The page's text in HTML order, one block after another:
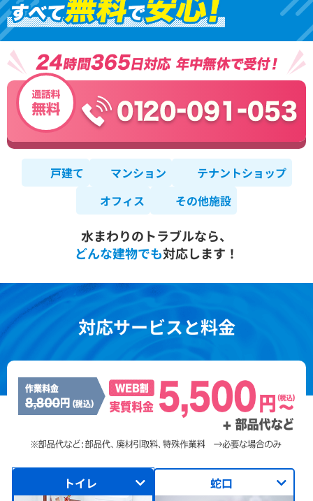
戸建て マンション
テナントショップ
オフィス
その他施設
水まわりのトラブルなら、
どんな建物でも対応します！
対応サービスと料金
トイレ 蛇口